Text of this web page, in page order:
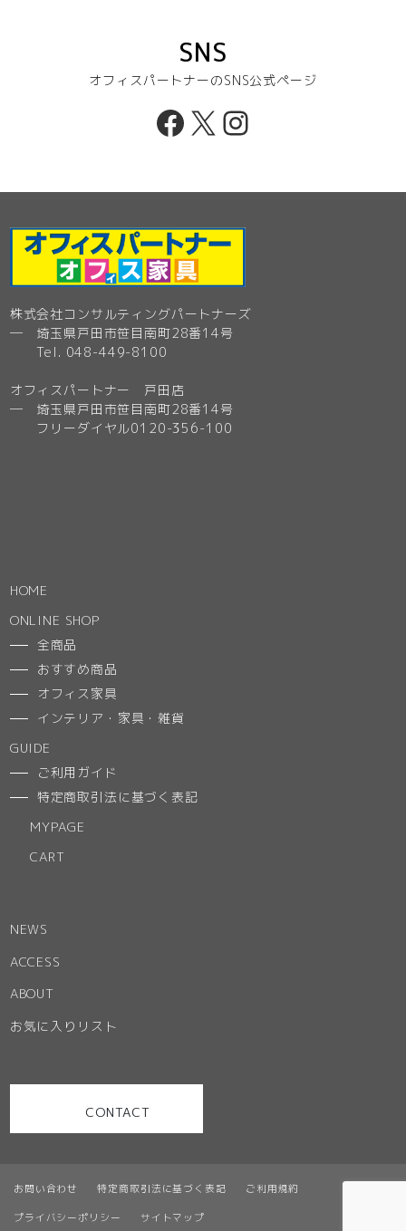
SNS
オフィスパートナーのSNS公式ページ
Facebook
X Instagram
お問い合わせ 特定商取引法に基づく表記 ご利用規約
プライバシーポリシー サイトマップ
株式会社コンサルティングパートナーズ
─ 埼玉県戸田市笹目南町28番14号
Tel. 048-449-8100
オフィスパートナー 戸田店
─ 埼玉県戸田市笹目南町28番14号
フリーダイヤル0120-356-100
HOME
ONLINE SHOP
全商品
おすすめ商品
オフィス家具
インテリア・家具・雑貨
GUIDE
ご利用ガイド
特定商取引法に基づく表記
MYPAGE
CART
NEWS
ACCESS
ABOUT
お気に入りリスト
CONTACT